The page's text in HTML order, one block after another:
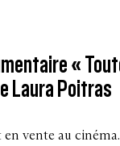
«
Laura Poitras
en vente au